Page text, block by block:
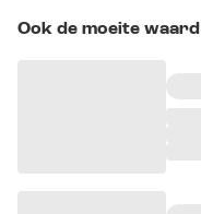
Ook de moeite waard